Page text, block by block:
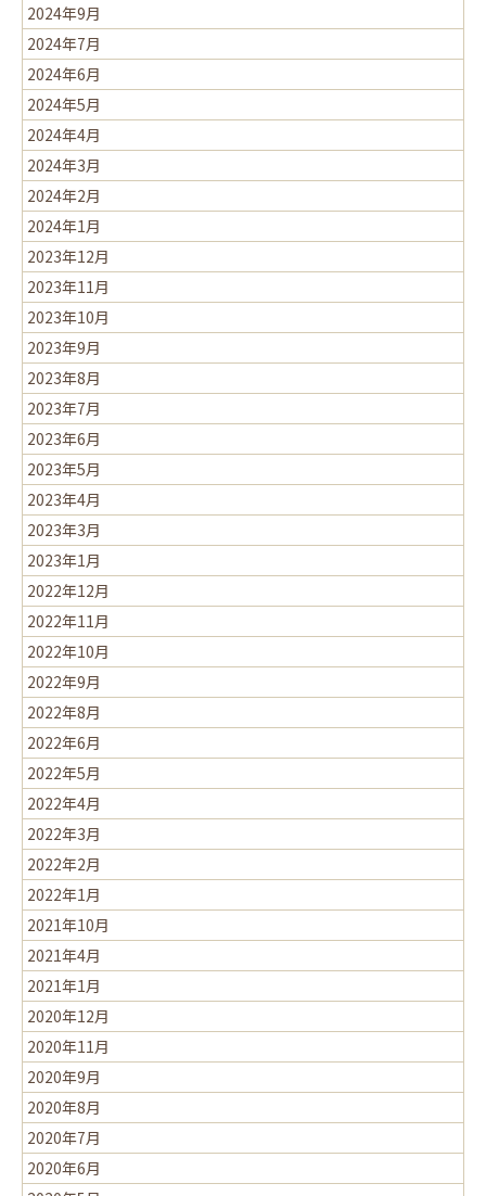
2024年9月
2024年7月
2024年6月
2024年5月
2024年4月
2024年3月
2024年2月
2024年1月
2023年12月
2023年11月
2023年10月
2023年9月
2023年8月
2023年7月
2023年6月
2023年5月
2023年4月
2023年3月
2023年1月
2022年12月
2022年11月
2022年10月
2022年9月
2022年8月
2022年6月
2022年5月
2022年4月
2022年3月
2022年2月
2022年1月
2021年10月
2021年4月
2021年1月
2020年12月
2020年11月
2020年9月
2020年8月
2020年7月
2020年6月